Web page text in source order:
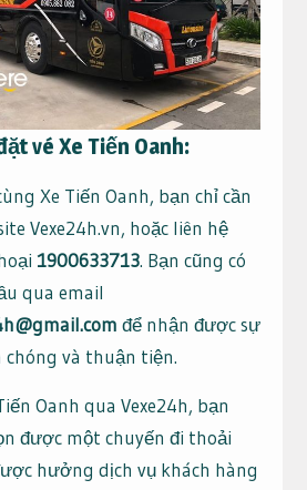
vé Xe Tiến Oanh:
Xe Tiến Oanh, bạn chỉ cần
Vexe24h.vn, hoặc liên hệ
1900633713. Bạn cũng có
qua email
để nhận được sự
và thuận tiện.
Oanh qua Vexe24h, bạn
được một chuyến đi thoải
hưởng dịch vụ khách hàng